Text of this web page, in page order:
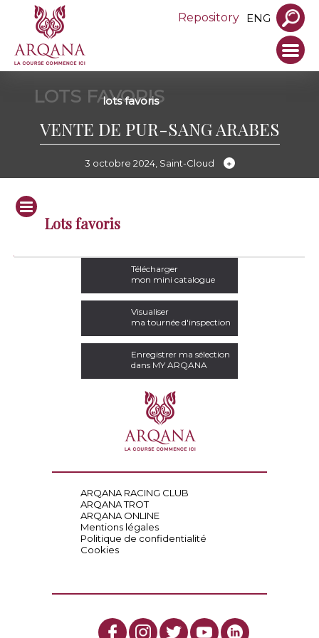
Repository ENG
LOTS FAVORIS
lots favoris
VENTE DE PUR-SANG ARABES
3 octobre 2024, Saint-Cloud
Lots favoris
Lot
S. Prod. Nom Père Mère Pleine de Vendeur
Télécharger
mon mini catalogue
Visualiser
ma tournée d'inspection
Enregistrer ma sélection
dans MY ARQANA
ARQANA RACING CLUB
ARQANA TROT
ARQANA ONLINE
Mentions légales
Politique de confidentialité
Cookies